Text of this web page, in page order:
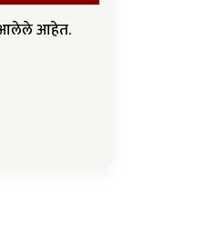
आलेले आहेत.